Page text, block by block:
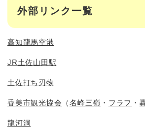
外部リンク一覧
高知龍馬空港
JR土佐山田駅
土佐打ち刃物
香美市観光協会 （名峰三嶺 ・ フラフ ・
龍河洞